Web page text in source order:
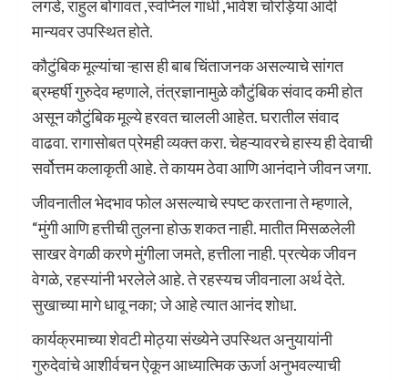
लगडे, राहुल बोगावत ,स्वप्निल गांधी ,भावेश चोरड़िया आदी
मान्यवर उपस्थित होते.
कौटुंबिक मूल्यांचा ऱ्हास ही बाब चिंताजनक असल्याचे सांगत
ब्रम्हर्षी गुरुदेव म्हणाले, तंत्रज्ञानामुळे कौटुंबिक संवाद कमी होत
असून कौटुंबिक मूल्ये हरवत चालली आहेत. घरातील संवाद
वाढवा. रागासोबत प्रेमही व्यक्त करा. चेहऱ्यावरचे हास्य ही देवाची
सर्वोत्तम कलाकृती आहे. ते कायम ठेवा आणि आनंदाने जीवन जगा.
जीवनातील भेदभाव फोल असल्याचे स्पष्ट करताना ते म्हणाले,
“मुंगी आणि हत्तीची तुलना होऊ शकत नाही. मातीत मिसळलेली
साखर वेगळी करणे मुंगीला जमते, हत्तीला नाही. प्रत्येक जीवन
वेगळे, रहस्यांनी भरलेले आहे. ते रहस्यच जीवनाला अर्थ देते.
सुखाच्या मागे धावू नका; जे आहे त्यात आनंद शोधा.
कार्यक्रमाच्या शेवटी मोठ्या संख्येने उपस्थित अनुयायांनी
गुरुदेवांचे आशीर्वचन ऐकून आध्यात्मिक ऊर्जा अनुभवल्याची